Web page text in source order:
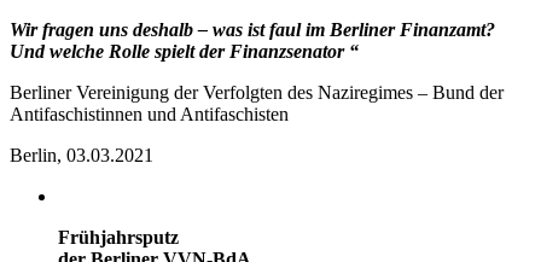
Wir fragen uns deshalb – was ist faul im Berliner Finanzamt?
Und welche Rolle spielt der Finanzsenator “
Berliner Vereinigung der Verfolgten des Naziregimes – Bund der
Antifaschistinnen und Antifaschisten
Berlin, 03.03.2021
Frühjahrsputz